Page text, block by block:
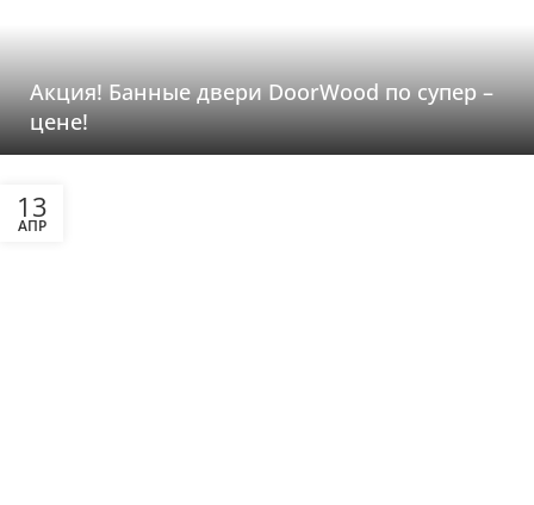
Акция! Банные двери DoorWood по супер –
цене!
13
АПР